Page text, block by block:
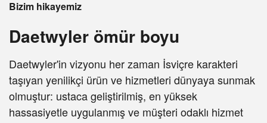
Bizim hikayemiz
Daetwyler ömür boyu
Daetwyler'in vizyonu her zaman İsviçre karakteri
taşıyan yenilikçi ürün ve hizmetleri dünyaya sunmak
olmuştur: ustaca geliştirilmiş, en yüksek
hassasiyetle uygulanmış ve müşteri odaklı hizmet